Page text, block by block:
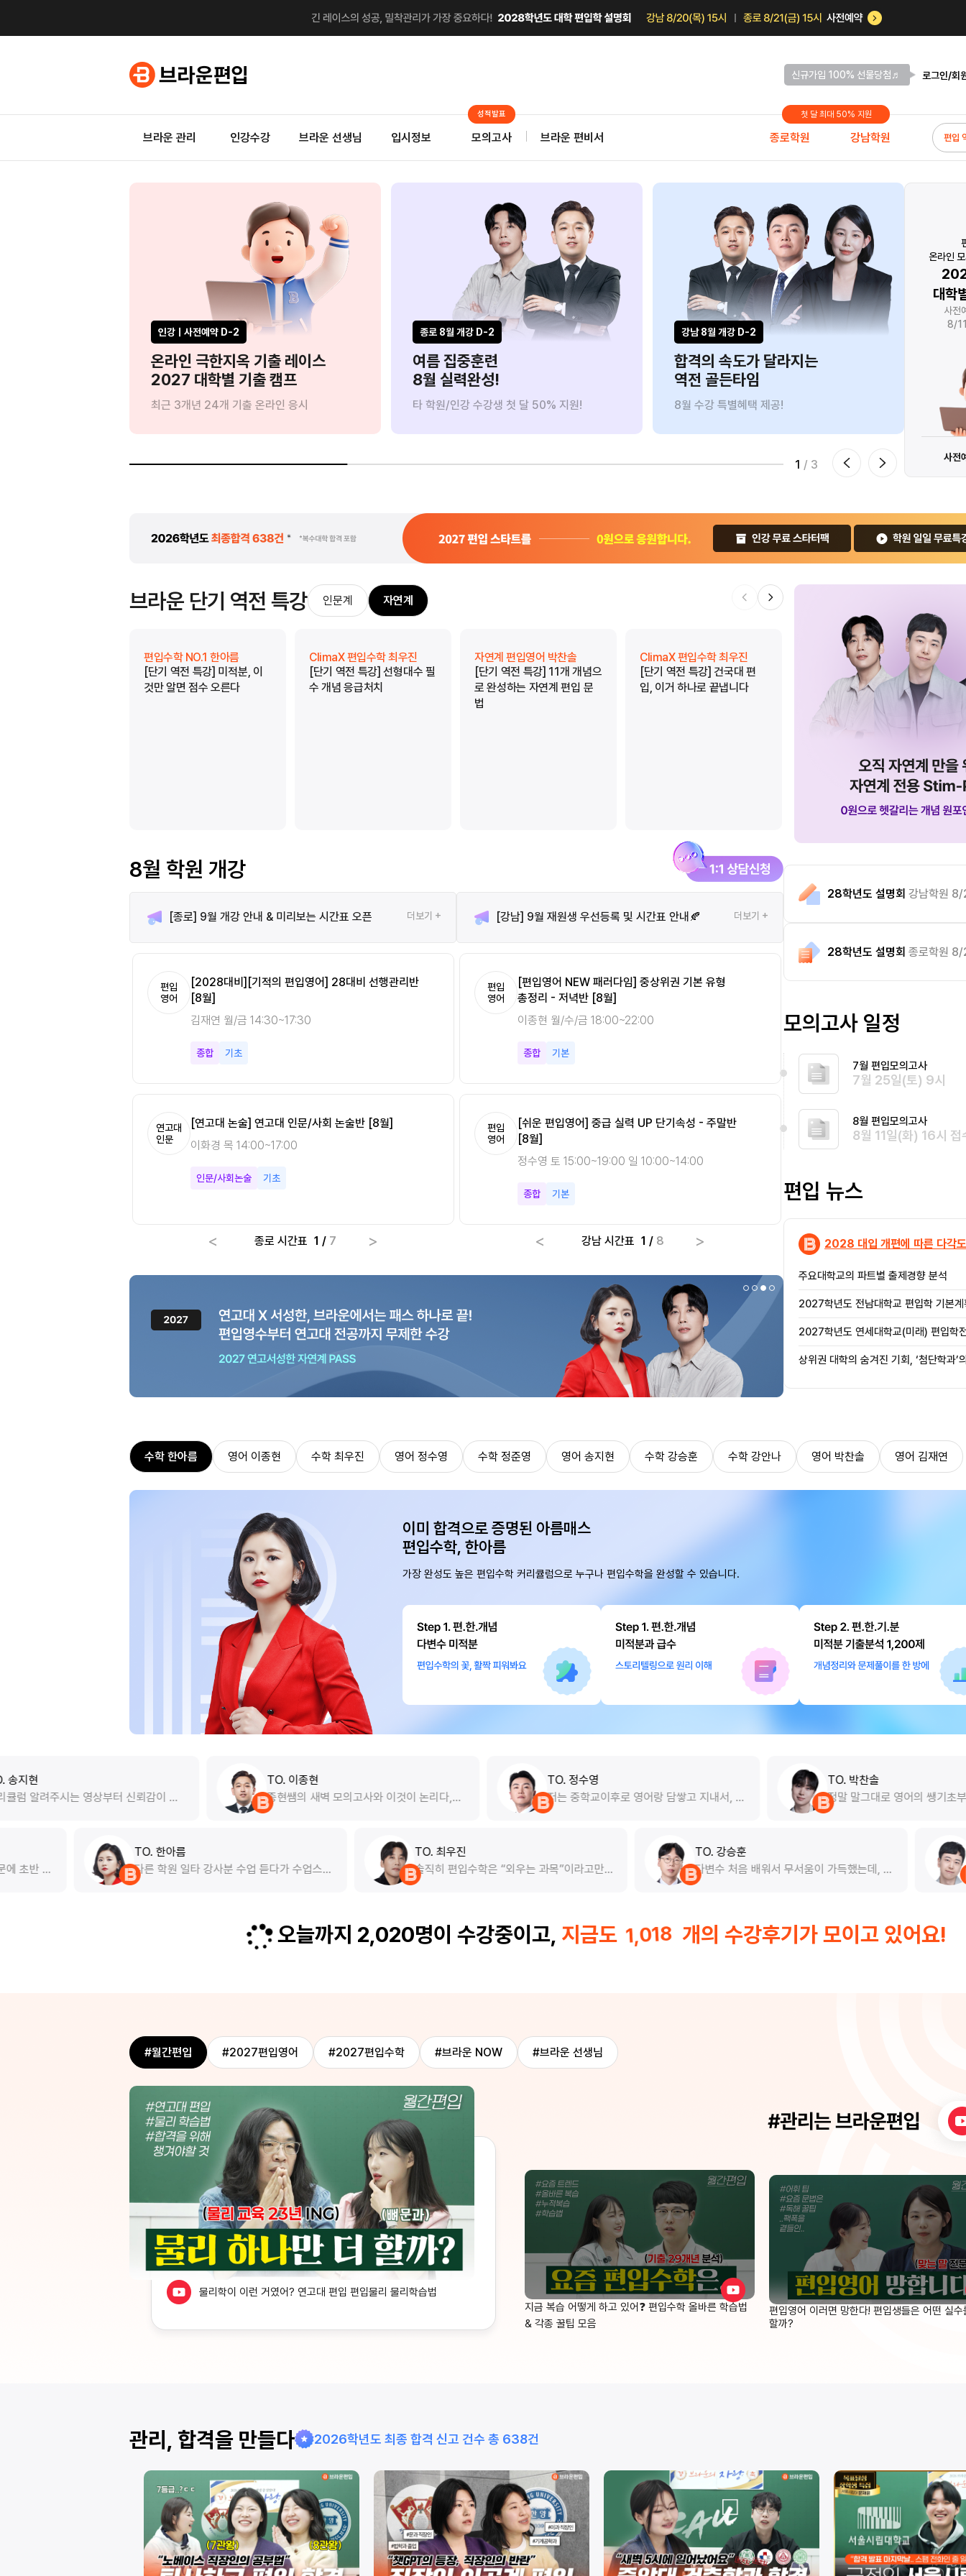
신규가입 100% 선물당첨♬ 로그인/회
브라운 관리 인강수강 브라운 선생님 입시정보 모의고사
성적발표
브라운 편비서 종로학원
첫 달 최대 50% 지원
강남학원 편입
인강ㅣ사전예약 D-2
온라인 극한지옥 기출 레이스
2027 대학별 기출 캠프
최근 3개년 24개 기출 온라인 응시
종로 8월 개강 D-2
여름 집중훈련
8월 실력완성!
타 학원/인강 수강생 첫 달 50% 지원!
강남 8월 개강 D-2
합격의 속도가 달라지는
역전 골든타임
8월 수강 특별혜택 제공!
인
9
8/10(
1 / 3
지금 앞서나가고 싶다면
달려야 한다.
0원으로 약점 보완
자연계 스팀Pack
편입 최초
온라인 모의고사 트레이닝!
2027 브라운
대학별 기출 캠프
사전예약 최대혜택
8/11(화) 까지만
김재연 선생님의
28대비 시작반 개강
수강료 50%&프리즌 100% 지원!
지금 앞서나가고 싶다면
달려야 한다.
0원으로 약점 보완
자연계 스팀Pack
기간한정 무료배포
8/18(화) 까지만
0원으로 수강하기
온라인
대학
사전
8/
사전
브라운 단기 역전 특강 인문계 자연계
편입수학 NO.1 한아름
[단기 역전 특강] 미적분, 이
것만 알면 점수 오른다
ClimaX 편입수학 최우진
[단기 역전 특강] 선형대수 필
수 개념 응급처치
자연계 편입영어 박찬솔
[단기 역전 특강] 11개 개념으
로 완성하는 자연계 편입 문
법
ClimaX 편입수학 최우진
[단기 역전 특강] 건국대 편
입, 이거 하나로 끝냅니다
ClimaX 편입수학 최우진
[단기 역전 특강] 중앙대 편
입, 이거 하나로 끝냅니다
8월 학원 개강
[종로] 9월 개강 안내 & 미리보는 시간표 오픈 더보기 + [강남] 9월 재원생 우선등록 및 시간표 안내🍂 더보기 +
편입
영어
[2028대비][기적의 편입영어] 28대비 선행관리반
[8월]
김재연 월/금 14:30~17:30
종합 기초
연고대
인문
[연고대 논술] 연고대 인문/사회 논술반 [8월]
이화경 목 14:00~17:00
인문/사회논술 기초
편입
영어
[편입영어 NEW 패러다임][STEP.1] 개념완성 주말
시작반 [8월]
이종현 토 15:00~19:00 일 10:00~14:00
종합 기초
편입
수학
[Climax 편입수학] 개념 All Cover 미적분학 단기
속성반 [8월]
최우진 월/수 18:00~22:00
미적분 기초
최우진 화/목
편입
영어
[편입영어 NEW 패러다
총정리 오전반 [8월]
종합
1 / 7
< >
종로 시간표
편입
수학
[노베이스는 안나케어] 다변수미적분 Vol.2 [8월]
강안나 월/수/금 10:00~14:00
편입
영어
[편입영어 NEW 패러다임] 중상위권 기본 유형
총정리 - 저녁반 [8월]
이종현 월/수/금 18:00~22:00
종합 기본
편입
영어
[쉬운 편입영어] 중급 실력 UP 단기속성 - 주말반
[8월]
정수영 토 15:00~19:00 일 10:00~14:00
종합 기본
송지현 화/목
10:00~14:00
종합 심화
편입
영어
[SMART 편입영어] 자연
완전정복 - 오전반 [8월]
종합
1 / 8
< >
강남 시간표
28학년도 설명회 강남학원
28학년도 설명회 종로학원
모의고사 일정
7월 편입모의고사
7월 25일(토) 9시
8월 편입모의고사
8월 11일(화) 16시 접
편입 뉴스
2028 대입 개편에 따른 다각
주요대학교의 파트별 출제경향 분석
2027학년도 전남대학교 편입학 기본계
2027학년도 연세대학교(미래) 편입학
상위권 대학의 숨겨진 기회, ‘첨단학과’
수학 한아름 영어 이종현 수학 최우진 영어 정수영 수학 정준영 영어 송지현 수학 강승훈 수학 강안나 영어 박찬솔 영어 김재연
이미 합격으로 증명된 아름매스
편입수학, 한아름
가장 완성도 높은 편입수학 커리큘럼으로 누구나 편입수학을 완성할 수 있습니다.
부터 신뢰감이 갑
종현쌤의 새벽 모의고사와 이것이 논리다,각
학교별 독해문제 풀이 특강은 필수 입니다.
니다. 특히 종현쌤께서 처음에는 논리로 시작
하셨다고 하셔서 더욱 종현쌤을 택한 것 같아
종현쌤이 해주시는 말들 새기면서 독해 예열
지문 보고 시험보니 몇몇문제는 어떻게 해야
저는 중학교이후로 영어랑 담쌓고 지내서, 처
음엔 수업 못 따라갈까 봐 엄청 걱정했어요.
든요. 근데 정수영 선생님은 진짜 어려운 용
어 하나도 안 쓰시고 완전 밑바닥부터 이해시
켜 주십니다. 전에는 해석만 하기 바빴던 지
거예요. 진짜 강추합니다!
정말 말그대로 영어의 쌩기초부터 확실히 잡
아주십니다 기초지식에 해당되는 수일치 부
고 딱 4강으로 완성할수는 컴팩트한 강좌라
서 너무 좋습니다 stretch 기본강좌도 이어
낙 범위가 넓기 때문에 초반 내
는게 중요한데 한아름 선생님
다른 학원 일타 강사분 수업 듣다가 수업스타
일이 안맞아서 고민하던 중 추천받고 아름쌤
움 되었어요 계속 아름쌤 수업으로 편입 준비
하려고 합니다 감사합니다
솔직히 편입수학은 “외우는 과목”이라고만
생각했는데 우진쌤 수업 듣고 생각이 바뀌었
서 문제 접근이 달라졌습니다. 특히 미적분
파트에서 그래프 해석이랑 식 연결해 주는 방
식이 너무 좋았고, 혼자 풀 때 막히던 문제들
다변수 처음 배워서 무서움이 가득했는
고서 복습 하다 보니 문제를 풀 수 있을
오늘까지 2,020명이 수강중이고, 지금도 1,018 개의 수강후기가 모이고 있어요!
#월간편입 #2027편입영어 #2027편입수학 #브라운 NOW #브라운 선생님
물리학이 이런 거였어? 연고대 편입 편입물리 물리학습법
지금 복습 어떻게 하고 있어❓ 편입수학 올바른 학습법
& 각종 꿀팁 모음
편입영어 이러면 망한다! 편입생들은 어떤 실수
할까?
관리, 합격을 만들다 2026학년도 최종 합격 신고 건수 총 638건